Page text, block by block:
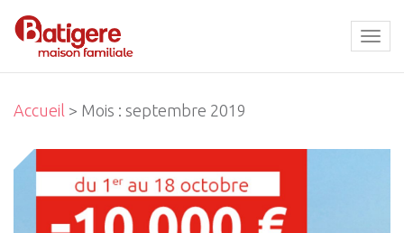
Accueil > Mois : septembre 2019